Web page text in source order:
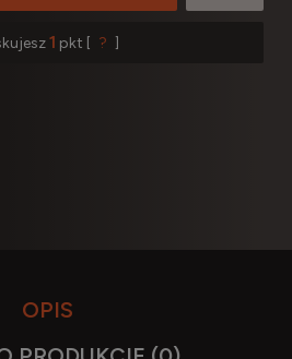
1 pkt [ ? ]
OPIS